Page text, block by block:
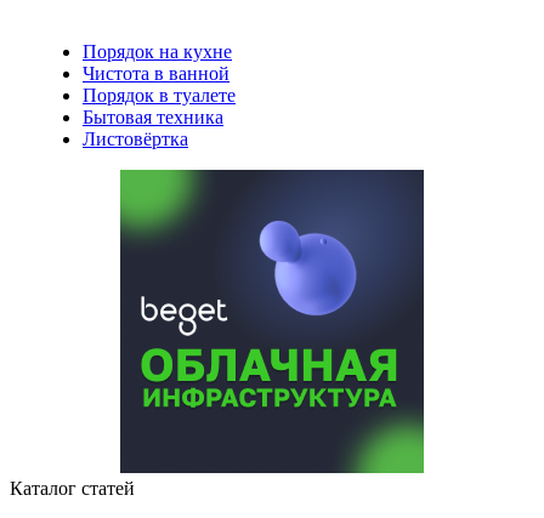
Порядок на кухне
Чистота в ванной
Порядок в туалете
Бытовая техника
Листовёртка
Каталог статей